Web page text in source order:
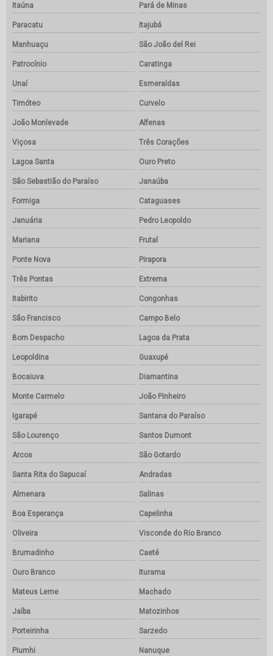
Itaúna Pará de Minas
Paracatu Itajubá
Manhuaçu São João del Rei
Patrocínio Caratinga
Unaí Esmeraldas
Timóteo Curvelo
João Monlevade Alfenas
Viçosa Três Corações
Lagoa Santa Ouro Preto
São Sebastião do Paraíso Janaúba
Formiga Cataguases
Januária Pedro Leopoldo
Mariana Frutal
Ponte Nova Pirapora
Três Pontas Extrema
Itabirito Congonhas
São Francisco Campo Belo
Bom Despacho Lagoa da Prata
Leopoldina Guaxupé
Bocaiuva Diamantina
Monte Carmelo João Pinheiro
Igarapé Santana do Paraíso
São Lourenço Santos Dumont
Arcos São Gotardo
Santa Rita do Sapucaí Andradas
Almenara Salinas
Boa Esperança Capelinha
Oliveira Visconde do Rio Branco
Brumadinho Caeté
Ouro Branco Iturama
Mateus Leme Machado
Jaíba Matozinhos
Porteirinha Sarzedo
Piumhi Nanuque